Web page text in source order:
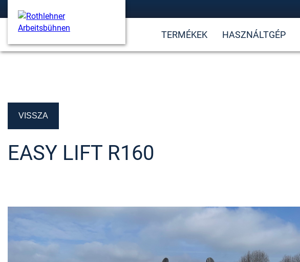
TERMÉKEK HASZNÁLTGÉP
VISSZA
EASY LIFT R160